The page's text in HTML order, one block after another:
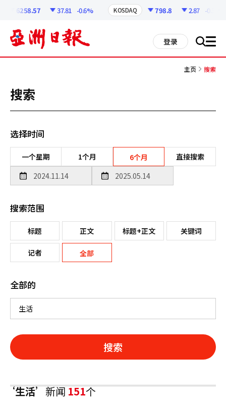
6258.57 37.81 -0.6% KOSDAQ 798.8 2.87 -0.36%
登录 搜 all
主页 搜索
搜索
选择时间
一个星期 1个月 6个月 直接搜索
搜索范围
标题 正文 标题+正文 关键词
记者 全部
全部的
搜索
‘生活’新闻151个